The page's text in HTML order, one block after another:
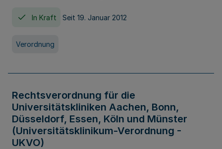
In Kraft Seit 19. Januar 2012
Verordnung
Rechtsverordnung für die
Universitätskliniken Aachen, Bonn,
Düsseldorf, Essen, Köln und Münster
(Universitätsklinikum-Verordnung -
UKVO)